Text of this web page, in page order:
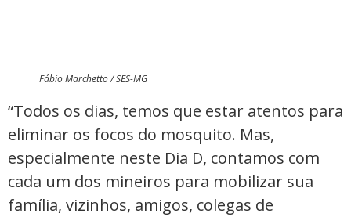
Fábio Marchetto / SES-MG
“Todos os dias, temos que estar atentos para
eliminar os focos do mosquito. Mas,
especialmente neste Dia D, contamos com
cada um dos mineiros para mobilizar sua
família, vizinhos, amigos, colegas de